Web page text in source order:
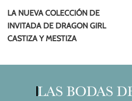
LA NUEVA COLECCIÓN DE
INVITADA DE DRAGON GIRL
CASTIZA Y MESTIZA